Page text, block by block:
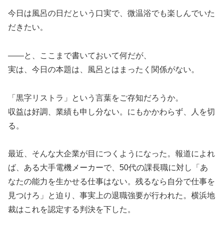
今日は風呂の日だという口実で、微温浴でも楽しんでいた
だきたい。
――と、ここまで書いておいて何だが、
実は、今日の本題は、風呂とはまったく関係がない。
「黒字リストラ」という言葉をご存知だろうか。
収益は好調、業績も申し分ない。にもかかわらず、人を切
る。
最近、そんな大企業が目につくようになった。報道によれ
ば、ある大手電機メーカーで、50代の課長職に対し「あ
なたの能力を生かせる仕事はない。残るなら自分で仕事を
見つけろ」と迫り、事実上の退職強要が行われた。横浜地
裁はこれを認定する判決を下した。